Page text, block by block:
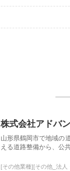
株式会社アドバ
山形県鶴岡市で地域の
える道路整備から、公
[その他業種][その他_法人